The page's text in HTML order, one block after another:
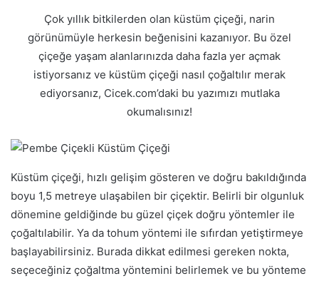
Çok yıllık bitkilerden olan küstüm çiçeği, narin
görünümüyle herkesin beğenisini kazanıyor. Bu özel
çiçeğe yaşam alanlarınızda daha fazla yer açmak
istiyorsanız ve küstüm çiçeği nasıl çoğaltılır merak
ediyorsanız, Cicek.com’daki bu yazımızı mutlaka
okumalısınız!
Küstüm çiçeği, hızlı gelişim gösteren ve doğru bakıldığında
boyu 1,5 metreye ulaşabilen bir çiçektir. Belirli bir olgunluk
dönemine geldiğinde bu güzel çiçek doğru yöntemler ile
çoğaltılabilir. Ya da tohum yöntemi ile sıfırdan yetiştirmeye
başlayabilirsiniz. Burada dikkat edilmesi gereken nokta,
seçeceğiniz çoğaltma yöntemini belirlemek ve bu yönteme